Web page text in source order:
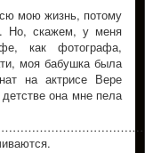
мою жизнь, потому
Но, скажем, у меня
как фотографа,
моя бабушка была
на актрисе Вере
она мне пела